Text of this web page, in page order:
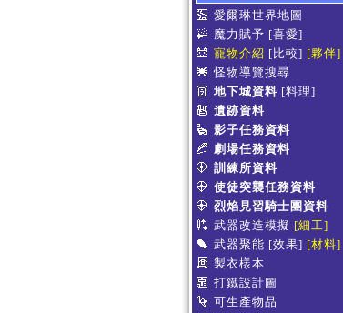
愛爾琳世界地圖
魔力賦予 [喜愛]
寵物介紹 [比較] [夥伴]
怪物導覽搜尋
地下城資料 [料理]
遺跡資料
影子任務資料
劇場任務資料
訓練所資料
使徒突襲任務資料
烈焰見習騎士團資料
武器改造模擬 [細工]
武器聚能 [效果] [材料]
製衣樣本
打鐵設計圖
可生產物品